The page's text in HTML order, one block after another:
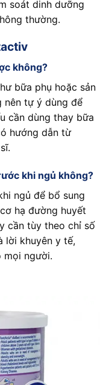
soát dinh dưỡng
thường.
không?
bữa phụ hoặc sản
nên tự ý dùng để
cần dùng thay bữa
hướng dẫn từ
khi ngủ không?
ngủ để bổ sung
hạ đường huyết
cần tùy theo chỉ số
lời khuyên y tế,
mọi người.